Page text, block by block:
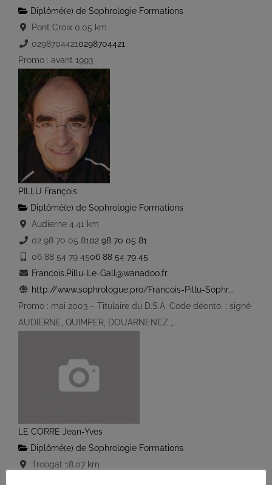
Diplômé(e) de Sophrologie Formations
Pont Croix 0.05 km
02987044210298704421
Promo : avant 1993
PILLU François
Diplômé(e) de Sophrologie Formations
Audierne 4.41 km
02 98 70 05 8102 98 70 05 81
06 88 54 79 4506 88 54 79 45
Francois.Pillu-Le-Gall@wanadoo.fr
http://www.sophrologue.pro/Francois-Pillu-Sophr...
Promo : mai 2003 – Titulaire du D.S.A. Code déonto. : signé
AUDIERNE, QUIMPER, DOUARNENEZ ,...
LE CORRE Jean-Yves
Diplômé(e) de Sophrologie Formations
Troogat 18.07 km